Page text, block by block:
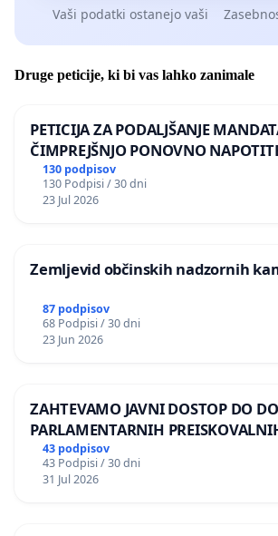
Vaši podatki ostanejo vaši
Druge peticije, ki bi vas lahko zanimale
PETICIJA ZA PODALJŠANJE
ČIMPREJŠNJO PONOVNO
BERNARDA ŠRAJNERJA NA
REPUBLIKE SLOVENIJE V MOSKVI
130 podpisov
130 Podpisi / 30 dni
23 Jul 2026
Zemljevid občinskih nadzornih
87 podpisov
68 Podpisi / 30 dni
23 Jun 2026
ZAHTEVAMO JAVNI DOSTOP DO
PARLAMENTARNIH
ILEGALNI TRGOVINI Z OROŽJEM
43 podpisov
43 Podpisi / 30 dni
31 Jul 2026